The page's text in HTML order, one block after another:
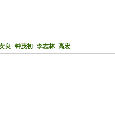
良 钟茂初 李志林 高宏